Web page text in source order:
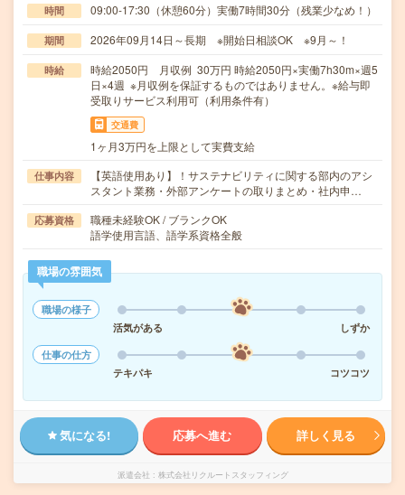
時間 09:00-17:30（休憩60分）実働7時間30分（残業少なめ！）
期間 2026年09月14日～長期 ※開始日相談OK ※9月～！
時給
時給2050円 月収例 30万円 時給2050円×実働7h30m×週5
日×4週 ※月収例を保証するものではありません。※給与即
受取りサービス利用可（利用条件有）
交通費
1ヶ月3万円を上限として実費支給
仕事内容
【英語使用あり】！サステナビリティに関する部内のアシ
スタント業務・外部アンケートの取りまとめ・社内申…
応募資格
職種未経験OK / ブランクOK
語学使用言語、語学系資格全般
職場の雰囲気
職場の様子
活気がある
しずか
仕事の仕方
テキパキ
コツコツ
気になる! 応募へ進む 詳しく見る
派遣会社 株式会社リクルートスタッフィング